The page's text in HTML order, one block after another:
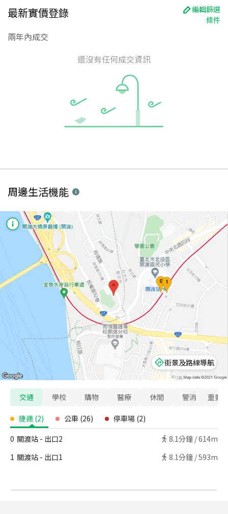
最新實價登錄
編輯篩選
條件
兩年內成交
還沒有任何成交資訊
周邊生活機能
街景及路線導航
交通 學校 購物 醫療 休閒 警消 重要
捷運 (2) 公車 (26) 停車場 (2)
0 關渡站 - 出口2 8.1分鐘 /614m
1 關渡站 - 出口1 8.1分鐘 /593m